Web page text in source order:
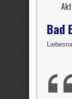
Bad